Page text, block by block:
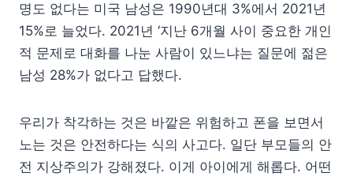
명도 없다는 미국 남성은 1990년대 3%에서 2021년
15%로 늘었다. 2021년 ‘지난 6개월 사이 중요한 개인
적 문제로 대화를 나눈 사람이 있느냐는 질문에 젊은
남성 28%가 없다고 답했다.
우리가 착각하는 것은 바깥은 위험하고 폰을 보면서
노는 것은 안전하다는 식의 사고다. 일단 부모들의 안
전 지상주의가 강해졌다. 이게 아이에게 해롭다. 어떤